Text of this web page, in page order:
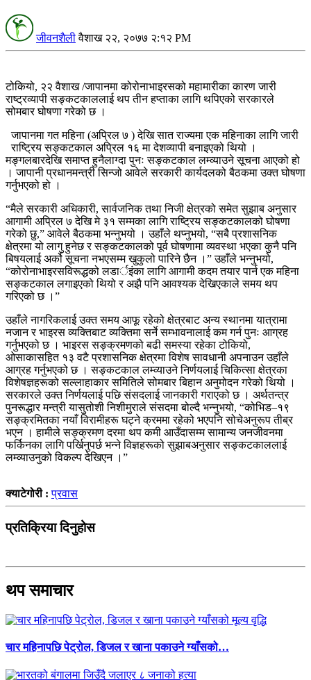
जीवनशैली वैशाख २२, २०७७ २:१२ PM
टोकियो, २२ वैशाख /जापानमा कोरोनाभाइरसको महामारीका कारण जारी
राष्ट्रव्यापी सङ्कटकाललाई थप तीन हप्ताका लागि थपिएको सरकारले
सोमबार घोषणा गरेको छ ।
जापानमा गत महिना (अप्रिल ७ ) देखि सात राज्यमा एक महिनाका लागि जारी
राष्ट्रिय सङ्कटकाल अप्रिल १६ मा देशव्यापी बनाइएको थियो ।
मङ्गलबारदेखि समाप्त हुनैलाग्दा पुनः सङ्कटकाल लम्व्याउने सूचना आएको हो
। जापानी प्रधानमन्त्री सिन्जो आवेले सरकारी कार्यदलको बैठकमा उक्त घोषणा
गर्नुभएको हो ।
“मैले सरकारी अधिकारी, सार्वजनिक तथा निजी क्षेत्रको समेत सुझाब अनुसार
आगामी अप्रिल ७ देखि मे ३१ सम्मका लागि राष्ट्रिय सङ्कटकालको घोषणा
गरेको छु,” आवेले बैठकमा भन्नुभयो । उहाँले थप्नुभयो, “सबै प्रशासनिक
क्षेत्रमा यो लागु हुनेछ र सङ्कटकालको पूर्व घोषणामा व्यवस्था भएका कुनै पनि
बिषयलाई अर्को सूचना नभएसम्म खुकुलो पारिने छैन ।” उहाँले भन्नुभयो,
“कोरोनाभाइरसविरूद्धको लडार्इंका लागि आगामी कदम तयार पार्न एक महिना
सङ्कटकाल लगाइएको थियो र अझै पनि आवश्यक देखिएकाले समय थप
गरिएको छ ।”
उहाँले नागरिकलाई उक्त समय आफू रहेको क्षेत्रबाट अन्य स्थानमा यात्रामा
नजान र भाइरस व्यक्तिबाट व्यक्तिमा सर्ने सम्भावनालाई कम गर्न पुनः आग्रह
गर्नुभएको छ । भाइरस सङ्क्रमणको बढी समस्या रहेका टोकियो,
ओसाकासहित १३ वटै प्रशासनिक क्षेत्रमा विशेष सावधानी अपनाउन उहाँले
आग्रह गर्नुभएको छ । सङ्कटकाल लम्व्याउने निर्णयलाई चिकित्सा क्षेत्रका
विशेषज्ञहरूको सल्लाहाकार समितिले सोमबार बिहान अनुमोदन गरेको थियो ।
सरकारले उक्त निर्णयलाई पछि संसदलाई जानकारी गराएको छ । अर्थतन्त्र
पुनरूद्धार मन्त्री यासुतोशी निशीमुराले संसदमा बोल्दै भन्नुभयो, “कोभिड–१९
सङ्क्रमितका नयाँ विरामीहरू घट्ने क्रममा रहेको भएपनि सोचेअनुरूप तीब्र
भएन । हामीले सङ्क्रमण दरमा थप कमी आउँदासम्म सामान्य जनजीवनमा
फर्किनका लागि पर्खिनुपर्छ भन्ने विज्ञहरूको सुझाबअनुसार सङ्कटकाललाई
लम्व्याउनुको विकल्प देखिएन ।”
क्याटेगोरी :प्रवास
प्रतिक्रिया दिनुहोस
थप समाचार
चार महिनापछि पेट्रोल, डिजल र खाना पकाउने ग्याँसको…